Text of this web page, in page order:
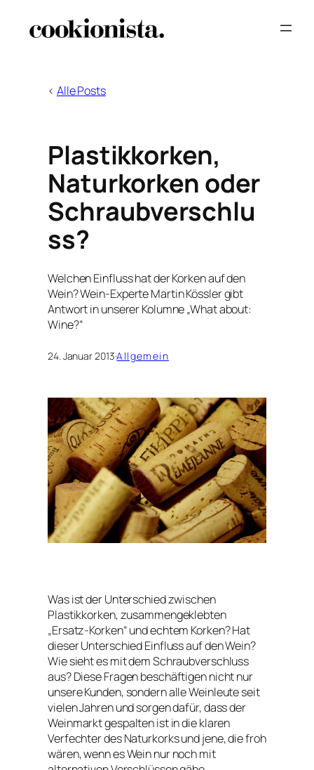
Inhalt
< Alle Posts
Plastikkorken,
Naturkorken oder
Schraubverschlu
ss?
Welchen Einfluss hat der Korken auf den
Wein? Wein-Experte Martin Kössler gibt
Antwort in unserer Kolumne „What about:
Wine?“
24. Januar 2013·Allgemein
Was ist der Unterschied zwischen
Plastikkorken, zusammengeklebten
„Ersatz-Korken“ und echtem Korken? Hat
dieser Unterschied Einfluss auf den Wein?
Wie sieht es mit dem Schraubverschluss
aus? Diese Fragen beschäftigen nicht nur
unsere Kunden, sondern alle Weinleute seit
vielen Jahren und sorgen dafür, dass der
Weinmarkt gespalten ist in die klaren
Verfechter des Naturkorks und jene, die froh
wären, wenn es Wein nur noch mit